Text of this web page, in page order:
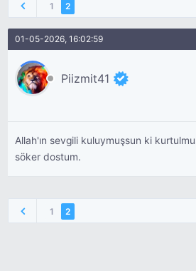
1 2
01-05-2026, 16:02:59
Piizmit41
Allah'ın sevgili kuluymuşsun ki
söker dostum.
1 2